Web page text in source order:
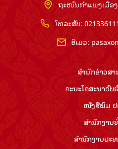
ຖະໜົນກຳແພງເມືອ
ໂທລະສັບ:
ອີເມວ:
ສຳ​ນັກ​ຂ່າວ​ສ
ຄະນະໂຄສະນາອົ
ໜັງສືພິມ ປ
ສຳ​ນັກ​ງານ​
ສຳ​ນັກ​ງານ​ປະ​